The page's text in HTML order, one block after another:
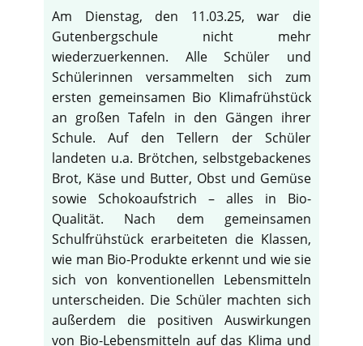
Am Dienstag, den 11.03.25, war die
Gutenbergschule nicht mehr
wiederzuerkennen. Alle Schüler und
Schülerinnen versammelten sich zum
ersten gemeinsamen Bio Klimafrühstück
an großen Tafeln in den Gängen ihrer
Schule. Auf den Tellern der Schüler
landeten u.a. Brötchen, selbstgebackenes
Brot, Käse und Butter, Obst und Gemüse
sowie Schokoaufstrich – alles in Bio-
Qualität. Nach dem gemeinsamen
Schulfrühstück erarbeiteten die Klassen,
wie man Bio-Produkte erkennt und wie sie
sich von konventionellen Lebensmitteln
unterscheiden. Die Schüler machten sich
außerdem die positiven Auswirkungen
von Bio-Lebensmitteln auf das Klima und